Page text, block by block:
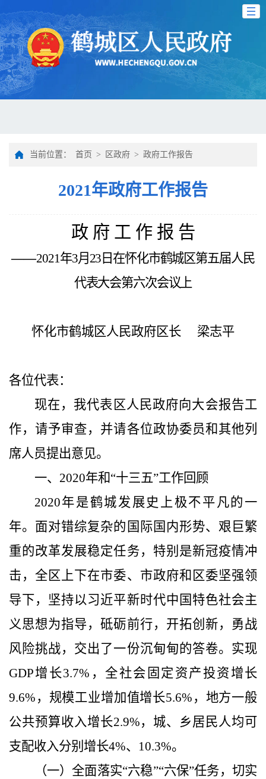
当前位置： 首页 > 区政府 > 政府工作报告
2021年政府工作报告
政 府 工 作 报 告
——2021年3月 23 日在怀化市鹤城区第五届人民
代表大会第六次会议上
怀化市鹤城区人民政府区长 梁志平
各位代表：
现在，我代表区人民政府向大会报告工
作，请予审查，并请各位政协委员和其他列
席人员提出意见。
一、 2020年和“十三五”工作回顾
2020年是鹤城发展史上极不平凡的一
年。面对错综复杂的国际国内形势、艰巨繁
重的改革发展稳定任务，特别是新冠疫情冲
击，全区上下在市委、市政府和区委坚强领
导下，坚持以习近平新时代中国特色社会主
义思想为指导，砥砺前行，开拓创新，勇战
风险挑战，交出了一份沉甸甸的答卷。实现
GDP增长3.7% ，全社会固定资产投资增长
9.6% ，规模工业增加值增长5.6% ，地方一般
公共预算收入增长2.9%，城、乡居民人均可
支配收入分别增长4%、 10.3%。
（一）全面落实“六稳”“六保”任务，切实